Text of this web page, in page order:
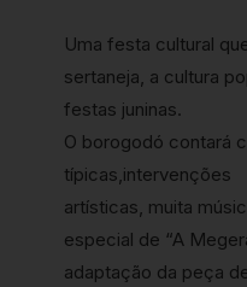
Uma festa cultural
sertaneja, a cultura
festas juninas.
O borogodó contará
típicas,intervenções
artísticas, muita
especial de “A
adaptação da peça